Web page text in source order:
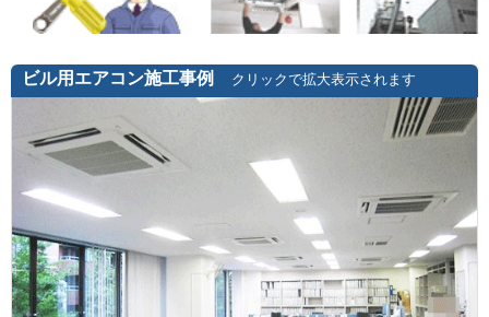
ビル用エアコン施工事例 クリックで拡大表示されます